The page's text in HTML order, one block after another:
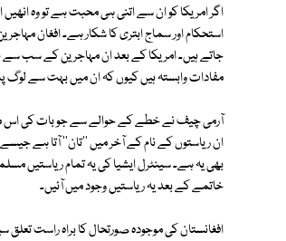
اگر امریکا کو ان سے اتنی ہی محبت ہے تو وہ
استحکام اور سماج ابتری کا شکار ہے۔ افغان
جاتے ہیں۔ امریکا کے بعد ان مہاجرین کے سب سے
مفادات وابستہ ہیں کیوں کہ ان میں بہت سے لوگ
آرمی چیف نے خطے کے حوالے سے جو بات کی اس میں
ان ریاستوں کے نام کے آخر میں ''تان'' آتا ہے
بھی یہ ہے۔ سینٹرل ایشیا کی یہ تمام ریاستیں
خاتمے کے بعد یہ ریاستیں وجود میں آئیں۔
افغانستان کی موجودہ صورتحال کا براہ راست